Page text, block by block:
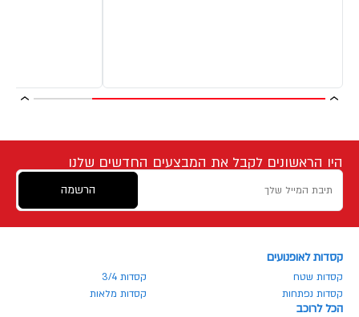
היו הראשונים לקבל את המבצעים החדשים שלנו
הרשמה
קסדות לאופנועים
קסדות שטח
קסדות 3/4
קסדות נפתחות
קסדות מלאות
הכל לרוכב